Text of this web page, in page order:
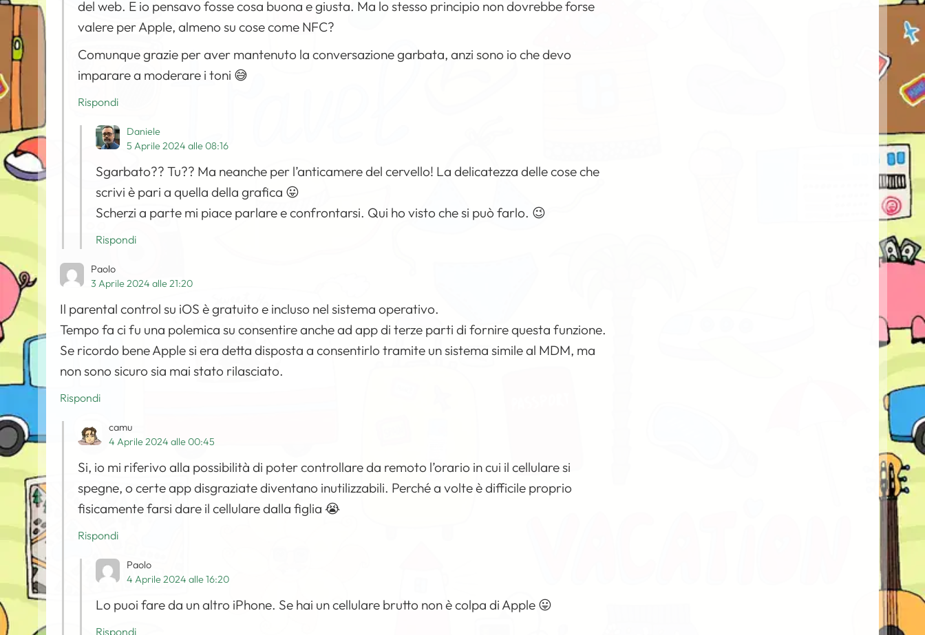
del web. E io pensavo fosse cosa buona e giusta. Ma lo stesso principio non dovrebbe forse
valere per Apple, almeno su cose come NFC?
Comunque grazie per aver mantenuto la conversazione garbata, anzi sono io che devo
imparare a moderare i toni 😅
Rispondi
Daniele
5 Aprile 2024 alle 08:16
Sgarbato?? Tu?? Ma neanche per l’anticamere del cervello! La delicatezza delle cose che
scrivi è pari a quella della grafica 😛
Scherzi a parte mi piace parlare e confrontarsi. Qui ho visto che si può farlo. 😉
Rispondi
Paolo
3 Aprile 2024 alle 21:20
Il parental control su iOS è gratuito e incluso nel sistema operativo.
Tempo fa ci fu una polemica su consentire anche ad app di terze parti di fornire questa funzione.
Se ricordo bene Apple si era detta disposta a consentirlo tramite un sistema simile al MDM, ma
non sono sicuro sia mai stato rilasciato.
Rispondi
camu
4 Aprile 2024 alle 00:45
Si, io mi riferivo alla possibilità di poter controllare da remoto l’orario in cui il cellulare si
spegne, o certe app disgraziate diventano inutilizzabili. Perché a volte è difficile proprio
fisicamente farsi dare il cellulare dalla figlia 😭
Rispondi
Paolo
4 Aprile 2024 alle 16:20
Lo puoi fare da un altro iPhone. Se hai un cellulare brutto non è colpa di Apple 😛
Rispondi